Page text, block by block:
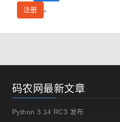
注册 。
码农网最新文章
Python 3.14 RC3 发布